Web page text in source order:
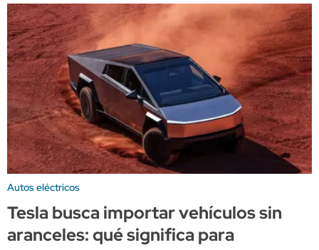
Autos eléctricos
Tesla busca importar vehículos sin
aranceles: qué significa para